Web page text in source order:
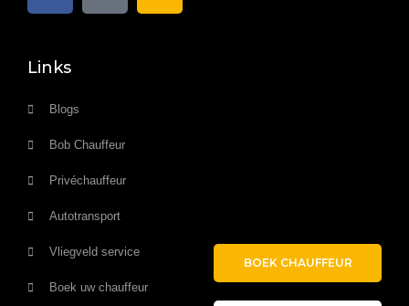
Links
Blogs
Bob Chauffeur
Privéchauffeur
Autotransport
Vliegveld service
Boek uw chauffeur
BOEK CHAUFFEUR